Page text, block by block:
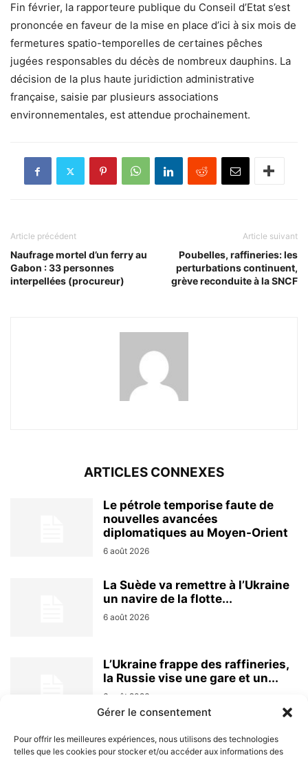
Gérer le consentement
Pour offrir les meilleures expériences, nous utilisons des technologies
telles que les cookies pour stocker et/ou accéder aux informations des
Fin février, la rapporteure publique du Conseil d’Etat s’est
prononcée en faveur de la mise en place d’ici à six mois de
fermetures spatio-temporelles de certaines pêches
jugées responsables du décès de nombreux dauphins. La
décision de la plus haute juridiction administrative
française, saisie par plusieurs associations
environnementales, est attendue prochainement.
Article précédent
Naufrage mortel d’un ferry au
Gabon : 33 personnes
interpellées (procureur)
Article suivant
Poubelles, raffineries: les
perturbations continuent,
grève reconduite à la SNCF
ARTICLES CONNEXES
Le pétrole temporise faute de
nouvelles avancées
diplomatiques au Moyen-Orient
6 août 2026
La Suède va remettre à l’Ukraine
un navire de la flotte...
6 août 2026
L’Ukraine frappe des raffineries,
la Russie vise une gare et un...
6 août 2026